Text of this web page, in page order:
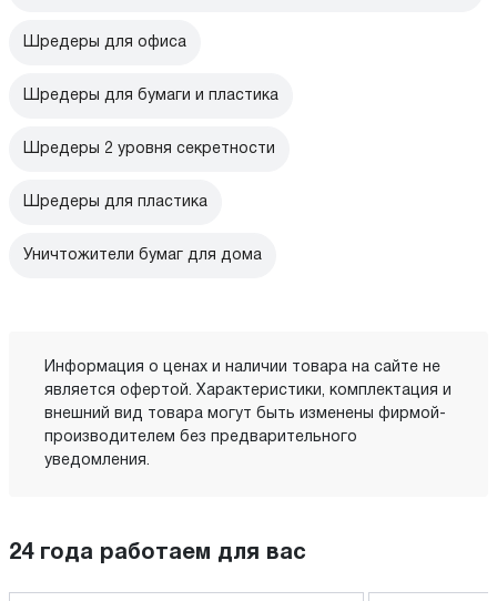
Шредеры для офиса
Шредеры для бумаги и пластика
Шредеры 2 уровня секретности
Шредеры для пластика
Уничтожители бумаг для дома
Информация о ценах и наличии товара на сайте не
является офертой. Характеристики, комплектация и
внешний вид товара могут быть изменены фирмой-
производителем без предварительного
уведомления.
24 года работаем для вас